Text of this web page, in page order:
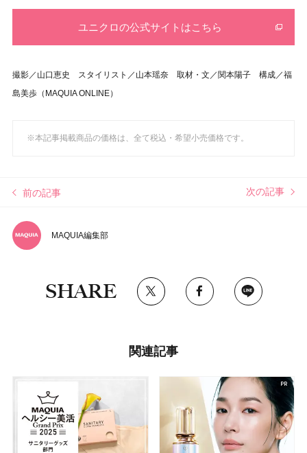
ユニクロの公式サイトはこちら
撮影／山口恵史 スタイリスト／山本瑶奈 取材・文／関本陽子 構成／福
島美歩（MAQUIA ONLINE）
※本記事掲載商品の価格は、全て税込・希望小売価格です。
前の記事 次の記事
MAQUIA編集部
SHARE
関連記事